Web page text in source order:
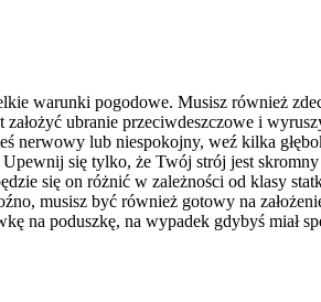
warunki pogodowe. Musisz również
ubranie przeciwdeszczowe i
nerwowy lub niespokojny, weź kilka
się tylko, że Twój strój jest
się on różnić w zależności od klasy
musisz być również gotowy na
na poduszkę, na wypadek gdybyś miał